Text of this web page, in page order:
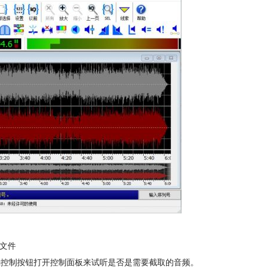
件
制按钮打开控制面板来试听是否是需要截取的音频。